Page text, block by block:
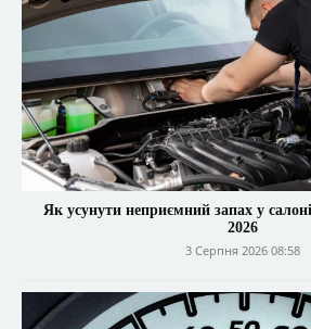
Як усунути неприємний запах у
2026
3 Серпня 2026 08:58